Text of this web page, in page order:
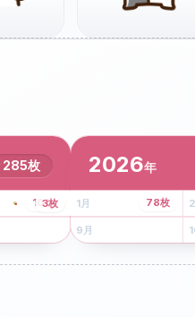
285枚
8枚
101枚
3枚
2026年
1月 2
5 月
78枚
9 月